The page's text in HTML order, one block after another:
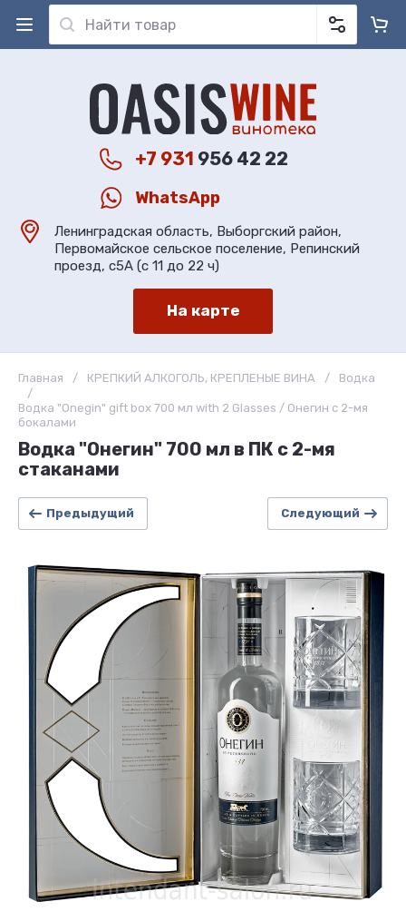
+7 931 956 42 22
WhatsApp
Ленинградская область, Выборгский район,
Первомайское сельское поселение, Репинский
проезд, с5А (с 11 до 22 ч)
На карте
Главная / КРЕПКИЙ АЛКОГОЛЬ, КРЕПЛЕНЫЕ ВИНА /
Водка
/
Водка "Onegin" gift box 700 мл with 2 Glasses / Онегин с 2-мя
бокалами
Водка "Онегин" 700 мл в ПК с 2-мя
стаканами
Предыдущий Следующий